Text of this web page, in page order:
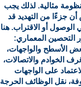
مثالية. لذلك يجب
أن جزءًا من التهديد قد
الوصول أو الاقتراب. هنا
التحصين المعماري:
الأسطح والواجهات،
الخوادم والاتصالات،
على الواجهات
نقل الوظائف الحرجة